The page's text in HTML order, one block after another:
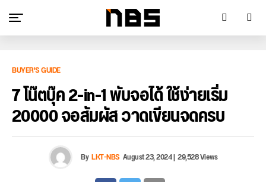
BUYER'S GUIDE
7 โน๊ตบุ๊ค 2-in-1 พับจอได้ ใช้ง่ายเริ่ม
20000 จอสัมผัส วาดเขียนจดครบ
ByLKT-NBS August 23, 2024|29,528 Views